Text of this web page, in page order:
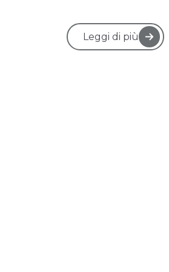
Leggi di più